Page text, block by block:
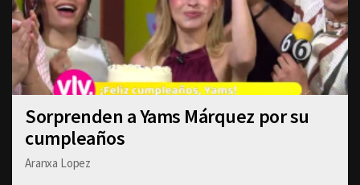
Sorprenden a Yams Márquez por su
cumpleaños
Aranxa Lopez